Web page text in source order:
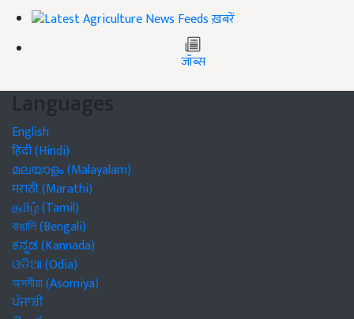
ख़बरें
जॉब्स
Languages
English
हिंदी (Hindi)
മലയാളം (Malayalam)
मराठी (Marathi)
தமிழ் (Tamil)
বাঙালি (Bengali)
ಕನ್ನಡ (Kannada)
ଓଡିଆ (Odia)
অসমীয়া (Asomiya)
ਪੰਜਾਬੀ